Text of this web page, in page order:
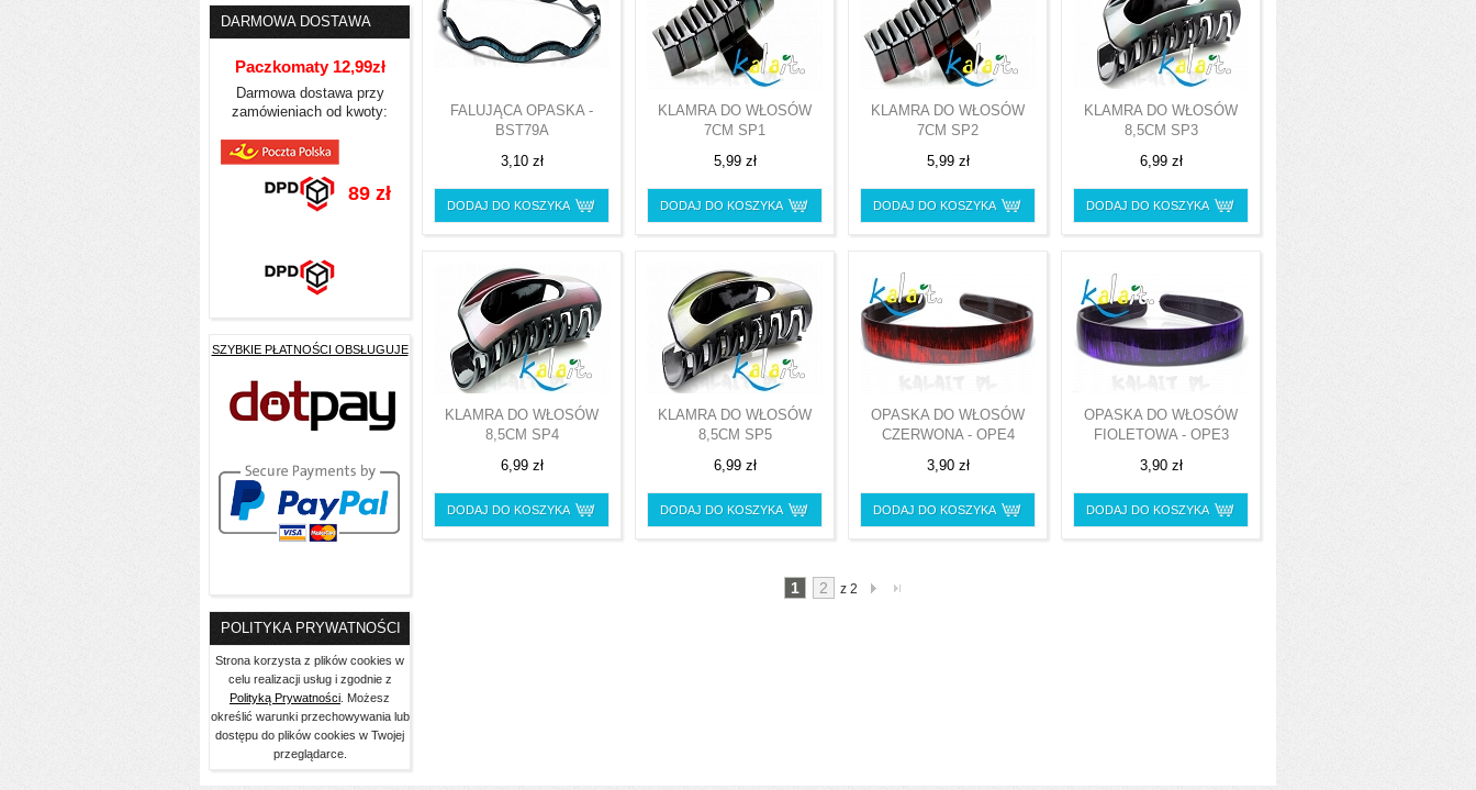
DARMOWA DOSTAWA
Paczkomaty 12,99zł
Darmowa dostawa przy
zamówieniach od kwoty:
89 zł
SZYBKIE PŁATNOŚCI OBSŁUGUJE
POLITYKA PRYWATNOŚCI
Strona korzysta z plików cookies w
celu realizacji usług i zgodnie z
Polityką Prywatności . Możesz
określić warunki przechowywania lub
dostępu do plików cookies w Twojej
przeglądarce.
FALUJĄCA OPASKA -
BST79A
3,10 zł
DODAJ DO KOSZYKA
KLAMRA DO WŁOSÓW
7CM SP1
5,99 zł
DODAJ DO KOSZYKA
KLAMRA DO WŁOSÓW
7CM SP2
5,99 zł
DODAJ DO KOSZYKA
KLAMRA DO WŁOSÓW
8,5CM SP3
6,99 zł
DODAJ DO KOSZYKA
KLAMRA DO WŁOSÓW
8,5CM SP4
6,99 zł
DODAJ DO KOSZYKA
KLAMRA DO WŁOSÓW
8,5CM SP5
6,99 zł
DODAJ DO KOSZYKA
OPASKA DO WŁOSÓW
CZERWONA - OPE4
3,90 zł
DODAJ DO KOSZYKA
OPASKA DO WŁOSÓW
FIOLETOWA - OPE3
3,90 zł
DODAJ DO KOSZYKA
1 2 z 2